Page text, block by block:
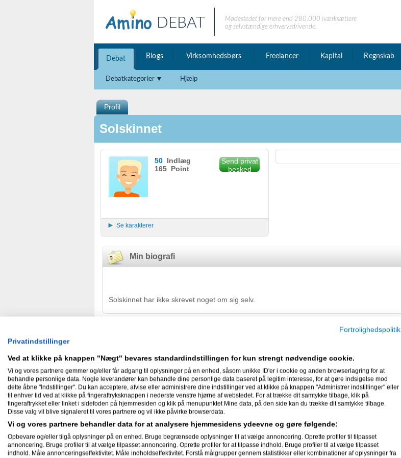
DEBAT
Mødestedet for mere end 280.000 iværksættere
og selvstændige erhvervsdrivende.
Debat Blogs Virksomhedsbørs Freelancer Kapital Regnskab
Debatkategorier Hjælp
Profil
Solskinnet
50 Indlæg
165 Point
Send privat
besked
Se karakterer
Min biografi
Solskinnet har ikke skrevet noget om sig selv.
Nyheder
Gæstebog
Ingen har endnu skrevet i Solskinnet's Gæstebog
Fortrolighedspolitik
Privatindstillinger
Ved at klikke på knappen "Nægt" bevares standardindstillingen for kun strengt nødvendige cookie.
Vi og vores partnere gemmer og/eller får adgang til oplysninger på en enhed, såsom unikke ID'er i cookie og anden browserlagring for at
behandle personlige data. Nogle leverandører kan behandle dine personlige data baseret på legitim interesse, for at gøre indsigelse mod
dette åbne "Indstillinger". Du kan acceptere, afvise eller administrere dine indstillinger ved at klikke på knappen "Administrer indstillinger" eller
til enhver tid ved at klikke på fingeraftryksknappen i nederste venstre hjørne af webstedet. For at trække dit samtykke tilbage, klik på
fingeraftrykket eller linket i sidefoden på hjemmesiden og klik på menupunktet Mine data, på den side kan du trække dit samtykke tilbage.
Disse valg vil blive signaleret til vores partnere og vil ikke påvirke browserdata.
Vi og vores partnere behandler data for at analysere hjemmesidens ydeevne og gøre følgende:
Opbevare og/eller tilgå oplysninger på en enhed. Bruge begrænsede oplysninger til at vælge annoncering. Oprette profiler til tilpasset
annoncering. Bruge profiler til at vælge tilpasset annoncering. Oprette profiler for at tilpasse indhold. Bruge profiler til at vælge tilpasset
indhold. Måle annonceringseffektivitet. Måle indholdseffektivitet. Forstå målgrupper gennem statistikker eller kombinationer af oplysninger fra